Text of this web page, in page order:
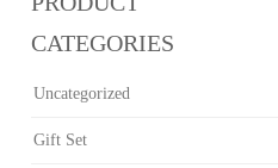
CATEGORIES
Uncategorized
Gift Set